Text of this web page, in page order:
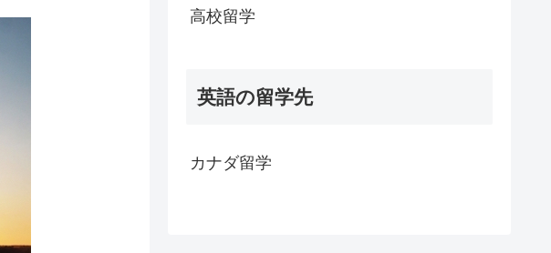
高校留学
英語の留学先
カナダ留学